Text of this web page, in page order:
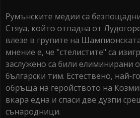
Румънските медии са
Стяуа, който отпадна от
влезе в групите на
мнение е, че "стелистите" са
заслужено са били елиминирани
български тим. Естествено, най-
обръща на геройството на
вкара една и спаси две дузпи
сънародници.